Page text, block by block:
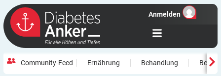
Anmelden
Community-Feed Ernährung Behandlung